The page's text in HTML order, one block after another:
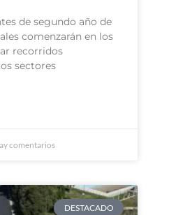
de segundo año de
comenzarán en los
recorridos
sectores
comentarios
DESTACADO